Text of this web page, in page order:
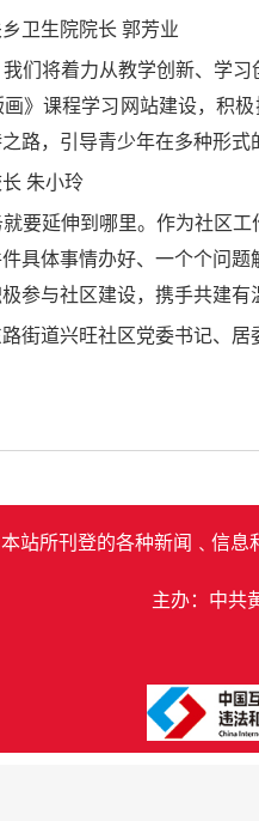
卫生院院长 郭芳业
们将着力从教学创新、学
》课程学习网站建设，积
路，引导青少年在多种形
朱小玲
要延伸到哪里。作为社区
具体事情办好、一个个问题
参与社区建设，携手共建
街道兴旺社区党委书记、居
本站所刊登的各种新闻﹑信息
主办：中共